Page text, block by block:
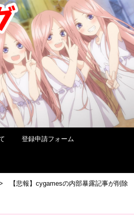
登録申請フォーム
【悲報】cygamesの内部暴露記事が削除